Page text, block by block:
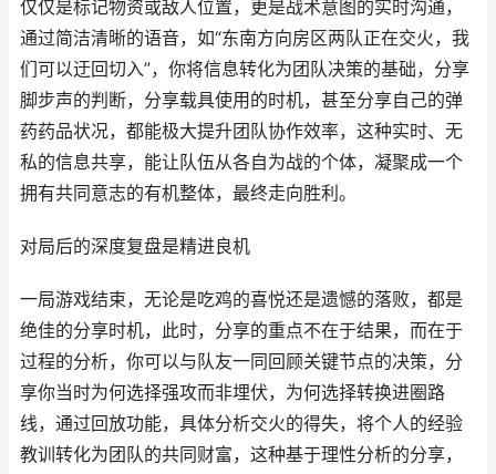
仅仅是标记物资或敌人位置，更是战术意图的实时沟通，
通过简洁清晰的语音，如“东南方向房区两队正在交火，我
们可以迂回切入”，你将信息转化为团队决策的基础，分享
脚步声的判断，分享载具使用的时机，甚至分享自己的弹
药药品状况，都能极大提升团队协作效率，这种实时、无
私的信息共享，能让队伍从各自为战的个体，凝聚成一个
拥有共同意志的有机整体，最终走向胜利。
对局后的深度复盘是精进良机
一局游戏结束，无论是吃鸡的喜悦还是遗憾的落败，都是
绝佳的分享时机，此时，分享的重点不在于结果，而在于
过程的分析，你可以与队友一同回顾关键节点的决策，分
享你当时为何选择强攻而非埋伏，为何选择转换进圈路
线，通过回放功能，具体分析交火的得失，将个人的经验
教训转化为团队的共同财富，这种基于理性分析的分享，